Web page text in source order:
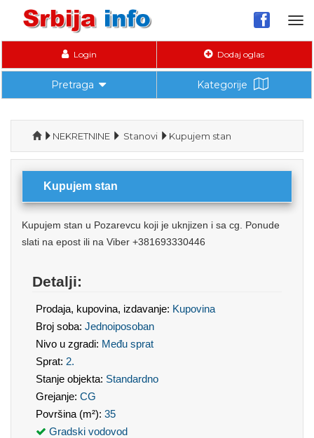
Login Dodaj oglas
Pretraga Kategorije
NEKRETNINE Stanovi Kupujem stan
Kupujem stan
Kupujem stan u Pozarevcu koji je uknjizen i sa cg. Ponude
slati na epost ili na Viber +381693330446
Detalji:
Prodaja, kupovina, izdavanje: Kupovina
Broj soba: Jednoiposoban
Nivo u zgradi: Među sprat
Sprat: 2.
Stanje objekta: Standardno
Grejanje: CG
Površina (m²): 35
Gradski vodovod